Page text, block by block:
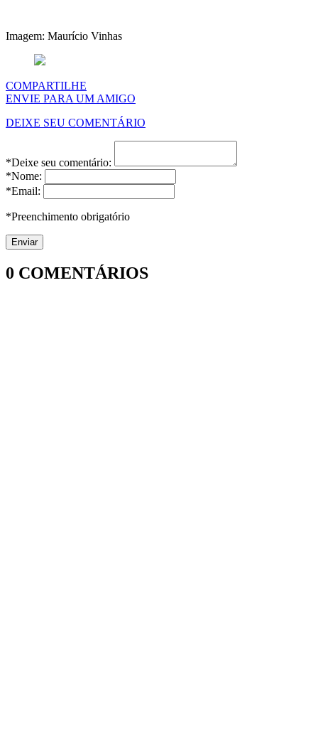
Imagem: Maurício Vinhas
COMPARTILHE
ENVIE PARA UM AMIGO
DEIXE SEU COMENTÁRIO
*Deixe seu comentário:
*Nome:
*Email:
*Preenchimento obrigatório
0 COMENTÁRIOS